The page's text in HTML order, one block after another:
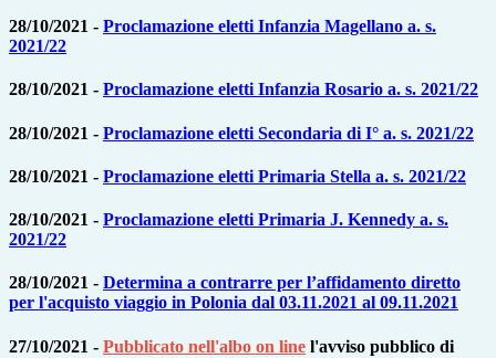
28/10/2021 - Proclamazione eletti Infanzia Magellano a. s.
2021/22
28/10/2021 - Proclamazione eletti Infanzia Rosario a. s. 2021/22
28/10/2021 - Proclamazione eletti Secondaria di I° a. s. 2021/22
28/10/2021 - Proclamazione eletti Primaria Stella a. s. 2021/22
28/10/2021 - Proclamazione eletti Primaria J. Kennedy a. s.
2021/22
28/10/2021 - Determina a contrarre per l’affidamento diretto
per l'acquisto viaggio in Polonia dal 03.11.2021 al 09.11.2021
27/10/2021 - Pubblicato nell'albo on line l'avviso pubblico di